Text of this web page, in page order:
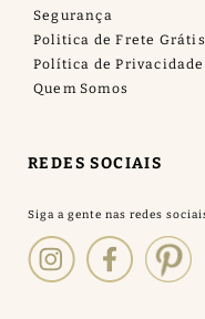
Segurança
Politica de Frete Grátis
Política de Privacidade
Quem Somos
REDES SOCIAIS